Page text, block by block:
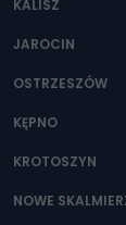
Można to
KALISZ
JAROCIN
OSTRZESZÓW
KĘPNO
KROTOSZYN
NOWE